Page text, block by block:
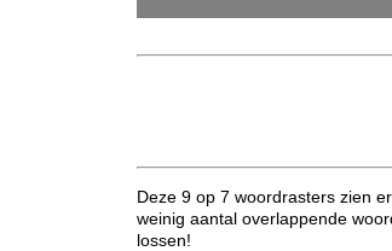
Deze 9 op 7 woordrasters zien
weinig aantal overlappende
lossen!